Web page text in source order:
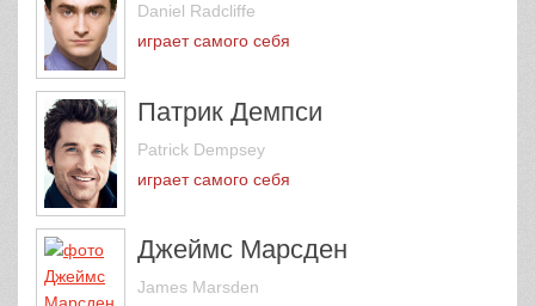
Daniel Radcliffe
играет самого себя
Патрик Демпси
Patrick Dempsey
играет самого себя
Джеймс Марсден
James Marsden